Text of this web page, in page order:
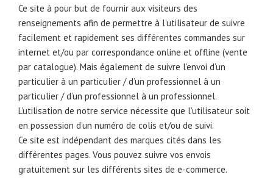
Ce site à pour but de fournir aux visiteurs des
renseignements afin de permettre à l’utilisateur de suivre
facilement et rapidement ses différentes commandes sur
internet et/ou par correspondance online et offline (vente
par catalogue). Mais également de suivre l’envoi d’un
particulier à un particulier / d’un professionnel à un
particulier / d’un professionnel à un professionnel.
L’utilisation de notre service nécessite que l’utilisateur soit
en possession d’un numéro de colis et/ou de suivi.
Ce site est indépendant des marques cités dans les
différentes pages. Vous pouvez suivre vos envois
gratuitement sur les différents sites de e-commerce.